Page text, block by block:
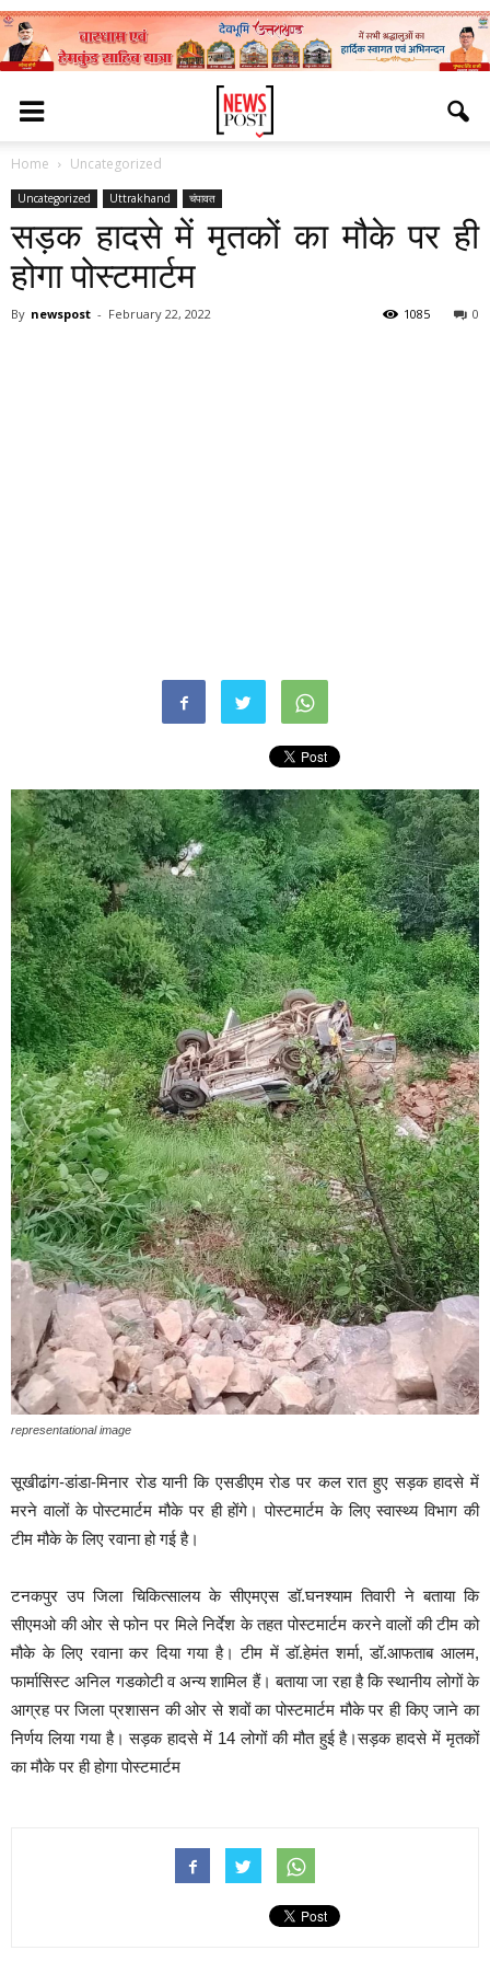
Home Uncategorized
Uncategorized Uttrakhand चंपावत
सड़क हादसे में मृतकों का मौके पर ही
होगा पोस्टमार्टम
By newspost - February 22, 2022 0
1085
representational image
सूखीढांग-डांडा-मिनार रोड यानी कि एसडीएम रोड पर कल रात हुए सड़क हादसे में
मरने वालों के पोस्टमार्टम मौके पर ही होंगे। पोस्टमार्टम के लिए स्वास्थ्य विभाग की
टीम मौके के लिए रवाना हो गई है।
टनकपुर उप जिला चिकित्सालय के सीएमएस डॉ.घनश्याम तिवारी ने बताया कि
सीएमओ की ओर से फोन पर मिले निर्देश के तहत पोस्टमार्टम करने वालों की टीम को
मौके के लिए रवाना कर दिया गया है। टीम में डॉ.हेमंत शर्मा, डॉ.आफताब आलम,
फार्मासिस्ट अनिल गडकोटी व अन्य शामिल हैं। बताया जा रहा है कि स्थानीय लोगों के
आग्रह पर जिला प्रशासन की ओर से शवों का पोस्टमार्टम मौके पर ही किए जाने का
निर्णय लिया गया है। सड़क हादसे में 14 लोगों की मौत हुई है।सड़क हादसे में मृतकों
का मौके पर ही होगा पोस्टमार्टम